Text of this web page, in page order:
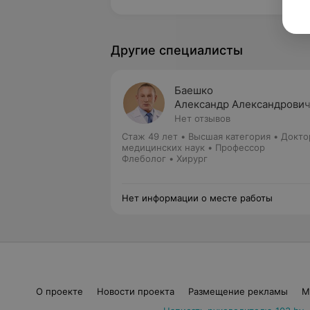
Другие специалисты
Баешко
Александр Александрович
Нет отзывов
Стаж 49 лет • Высшая категория •
медицинских наук • Профессор
Флеболог • Хирург
Нет информации о месте работы
О проекте Новости проекта Размещение рекламы